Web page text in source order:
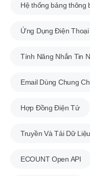
Hệ thống bảng thông
Ứng Dụng Điện Thoại
Tính Năng Nhắn Tin
Email Dùng Chung
Hợp Đồng Điện Tử
Truyền Và Tải Dữ
ECOUNT Open API